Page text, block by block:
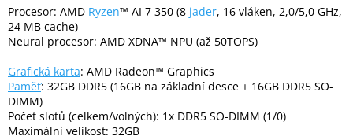
Sestavy
počítačů
Kamerové
systémy
MILESIGHT
Procesor: AMD Ryzen™ AI 7 350 (8 jader, 16 vláken, 2,0/5,0 GHz,
24 MB cache)
Neural procesor: AMD XDNA™ NPU (až 50TOPS)
Grafická karta: AMD Radeon™ Graphics
Paměť: 32GB DDR5 (16GB na základní desce + 16GB DDR5 SO-
DIMM)
Počet slotů (celkem/volných): 1x DDR5 SO-DIMM (1/0)
Maximální velikost: 32GB